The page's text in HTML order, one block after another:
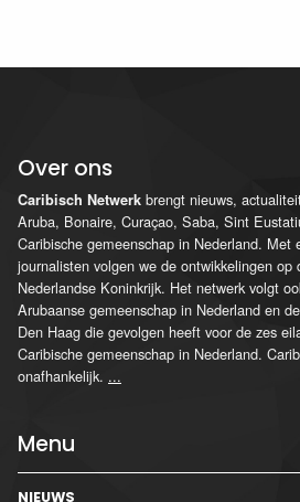
Over ons
Caribisch Netwerk brengt nieuws,
Aruba, Bonaire, Curaçao, Saba, Sint
Caribische gemeenschap in Nederland. Met
journalisten volgen we de ontwikkelingen op
Nederlandse Koninkrijk. Het netwerk volgt
Arubaanse gemeenschap in Nederland en
Den Haag die gevolgen heeft voor de zes
Caribische gemeenschap in Nederland.
onafhankelijk. ...
Menu
NIEUWS